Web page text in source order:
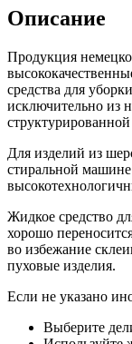
Описание
Продукция
средства для
исключительно из
Для изделий из
стиральной
Жидкое средство
хорошо
во избежание
пуховые изделия.
Если не указано
Выберите